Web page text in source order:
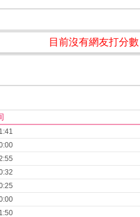
目前沒有網友打分數